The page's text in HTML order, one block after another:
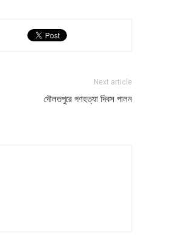
Next article
দৌলতপুরে গণহত্যা দিবস পালন